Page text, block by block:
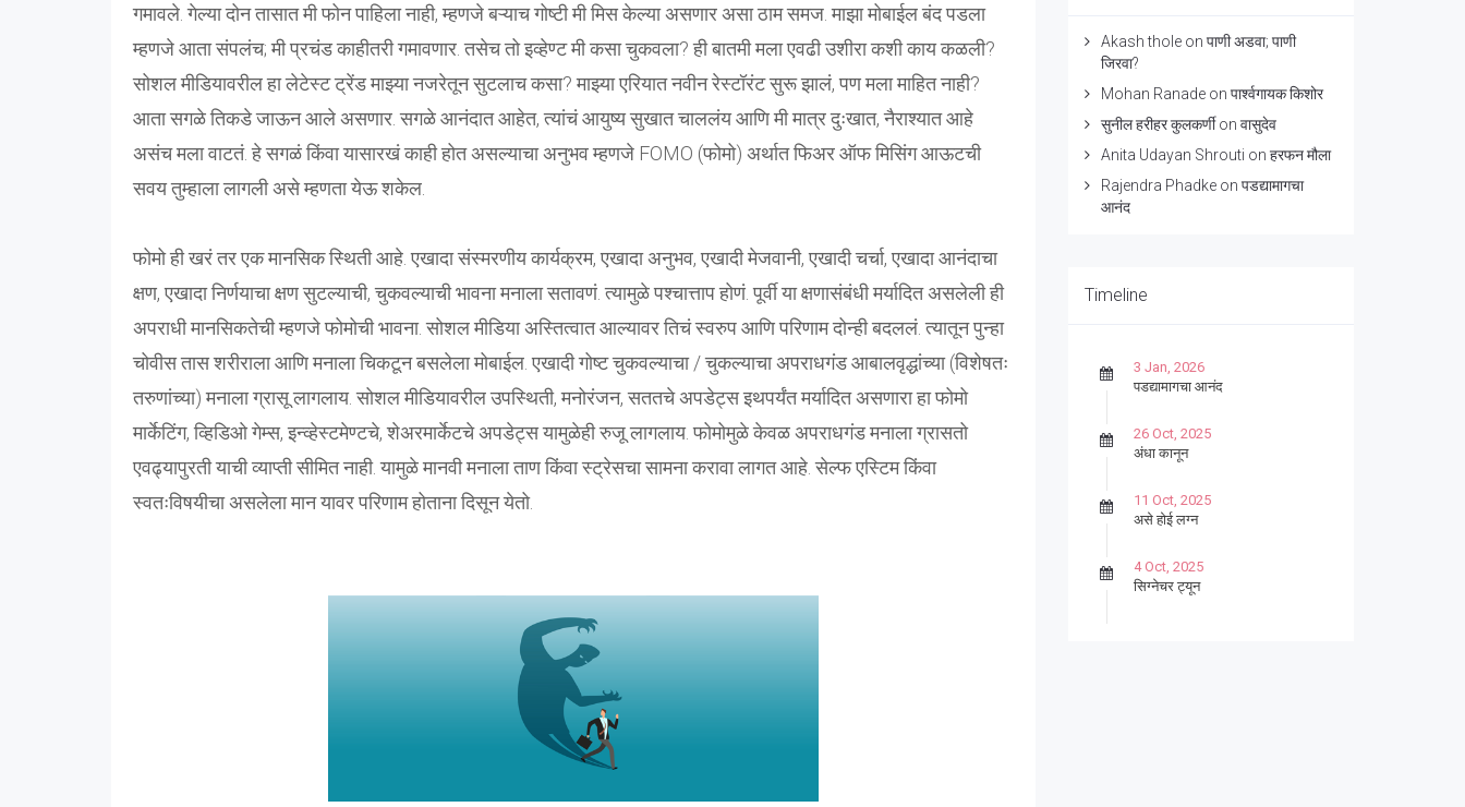
गमावले. गेल्या दोन तासात मी फोन पाहिला नाही, म्हणजे बऱ्याच गोष्टी मी मिस केल्या असणार असा ठाम समज. माझा मोबाईल बंद पडला
म्हणजे आता संपलंच; मी प्रचंड काहीतरी गमावणार. तसेच तो इव्हेण्ट मी कसा चुकवला? ही बातमी मला एवढी उशीरा कशी काय कळली?
सोशल मीडियावरील हा लेटेस्ट ट्रेंड माझ्या नजरेतून सुटलाच कसा? माझ्या एरियात नवीन रेस्टॉरंट सुरू झालं, पण मला माहित नाही?
आता सगळे तिकडे जाऊन आले असणार. सगळे आनंदात आहेत, त्यांचं आयुष्य सुखात चाललंय आणि मी मात्र दुःखात, नैराश्यात आहे
असंच मला वाटतं. हे सगळं किंवा यासारखं काही होत असल्याचा अनुभव म्हणजे FOMO (फोमो) अर्थात फिअर ऑफ मिसिंग आऊटची
सवय तुम्हाला लागली असे म्हणता येऊ शकेल.
फोमो ही खरं तर एक मानसिक स्थिती आहे. एखादा संस्मरणीय कार्यक्रम, एखादा अनुभव, एखादी मेजवानी, एखादी चर्चा, एखादा आनंदाचा
क्षण, एखादा निर्णयाचा क्षण सुटल्याची, चुकवल्याची भावना मनाला सतावणं. त्यामुळे पश्चात्ताप होणं. पूर्वी या क्षणासंबंधी मर्यादित असलेली ही
अपराधी मानसिकतेची म्हणजे फोमोची भावना. सोशल मीडिया अस्तित्वात आल्यावर तिचं स्वरुप आणि परिणाम दोन्ही बदललं. त्यातून पुन्हा
चोवीस तास शरीराला आणि मनाला चिकटून बसलेला मोबाईल. एखादी गोष्ट चुकवल्याचा / चुकल्याचा अपराधगंड आबालवृद्धांच्या (विशेषतः
तरुणांच्या) मनाला ग्रासू लागलाय. सोशल मीडियावरील उपस्थिती, मनोरंजन, सततचे अपडेट्स इथपर्यंत मर्यादित असणारा हा फोमो
मार्केटिंग, व्हिडिओ गेम्स, इन्व्हेस्टमेण्टचे, शेअरमार्केटचे अपडेट्स यामुळेही रुजू लागलाय. फोमोमुळे केवळ अपराधगंड मनाला ग्रासतो
एवढ्यापुरती याची व्याप्ती सीमित नाही. यामुळे मानवी मनाला ताण किंवा स्ट्रेसचा सामना करावा लागत आहे. सेल्फ एस्टिम किंवा
स्वतःविषयीचा असलेला मान यावर परिणाम होताना दिसून येतो.
Akash tholeon पाणी अडवा; पाणी
जिरवा?
Mohan Ranadeon पार्श्वगायक किशोर
सुनील हरीहर कुलकर्णीon वासुदेव
Anita Udayan Shrouti on हरफन मौला
Rajendra Phadkeon पडद्यामागचा
आनंद
Timeline
3 Jan, 2026
पडद्यामागचा आनंद
26 Oct, 2025
अंधा कानून
11 Oct, 2025
असे होई लग्न
4 Oct, 2025
सिग्नेचर ट्यून